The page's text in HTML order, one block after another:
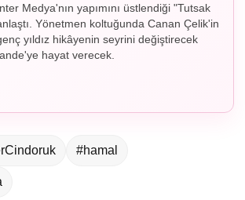
Medya'nın yapımını üstlendiği "Tutsak
Yönetmen koltuğunda Canan Çelik'in
yıldız hikâyenin seyrini değiştirecek
hayat verecek.
#hamal